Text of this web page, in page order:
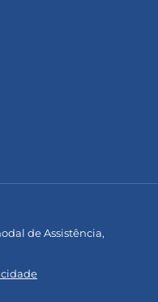
de Assistência,